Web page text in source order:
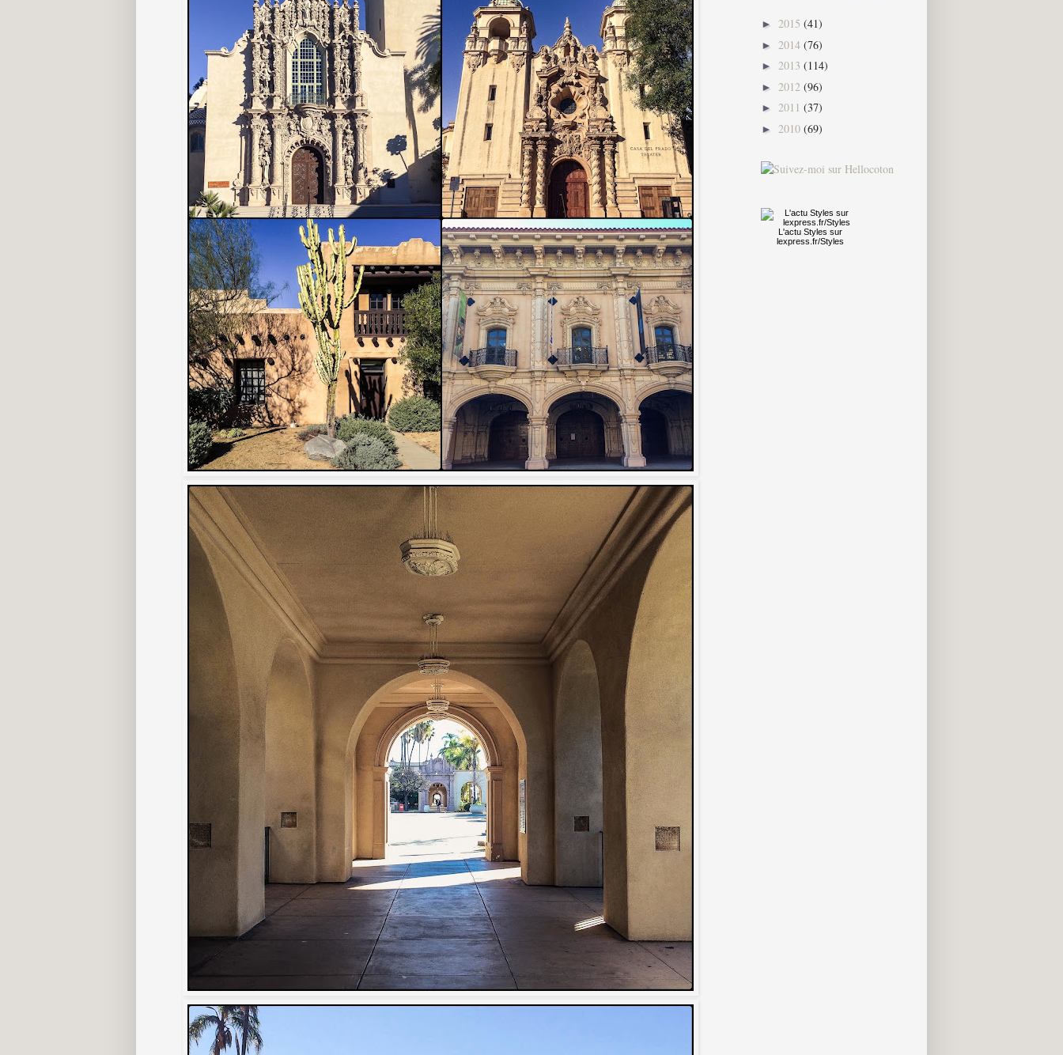
► 2015 (41)
► 2014 (76)
► 2013 (114)
► 2012 (96)
► 2011 (37)
► 2010 (69)
L'actu Styles sur
lexpress.fr/Styles